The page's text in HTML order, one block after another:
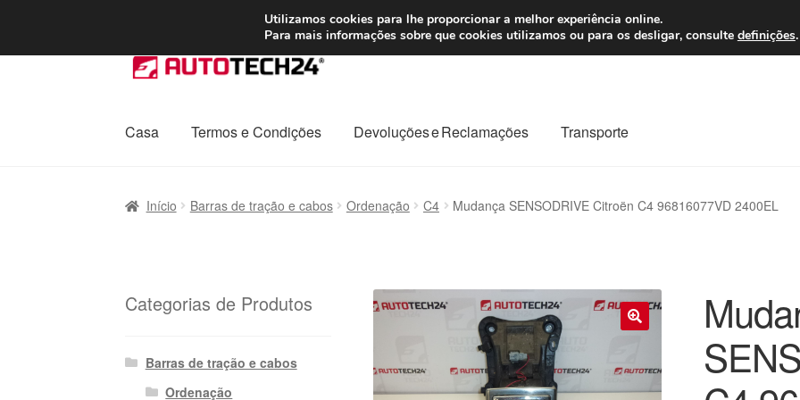
ENVIO a partir de 7 EUR Seg-Sex,
Ir
para
navegação
Saltar
para
conteúdo
Casa Termos e Condições Devoluções e Reclamações Transporte
Início Barras de tração e cabos Ordenação C4 Mudança SENSODRIVE Citroën C4 96816077VD 2400EL
Categorias de Produtos
Barras de tração e cabos
Ordenação
Utilizamos cookies para lhe proporcionar a melhor experiência online.
Para mais informações sobre que cookies utilizamos ou para os desligar, consulte definições.